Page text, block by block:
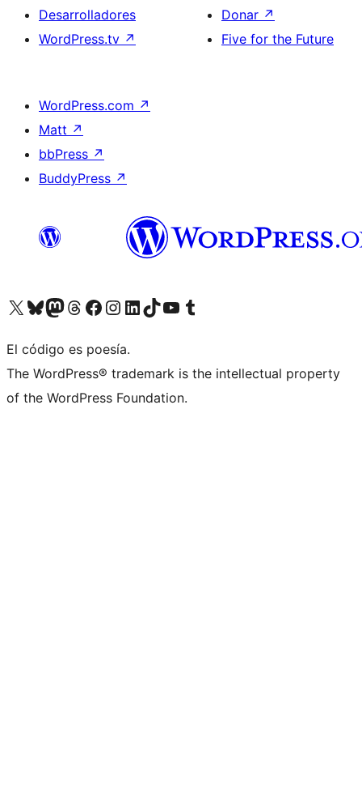
Desarrolladores
WordPress.tv ↗
Donar ↗
Five for the Future
WordPress.com ↗
Matt ↗
bbPress ↗
BuddyPress ↗
Visitá nuestra cuenta de X (anteriormente Twitter)
Visitá nuestra cuenta de Bluesky
Visitá nuestra cuenta de Mastodon
Visitá nuestra cuenta de Threads
Visitá nuestra página de Facebook
Visitá nuestra cuenta de Instagram
Visitá nuestra cuenta de LinkedIn
Visitá nuestra cuenta de TikTok
Visitá nuestro canal de YouTube
Visitá nuestra cuenta de Tumblr
El código es poesía.
The WordPress® trademark is the intellectual property
of the WordPress Foundation.